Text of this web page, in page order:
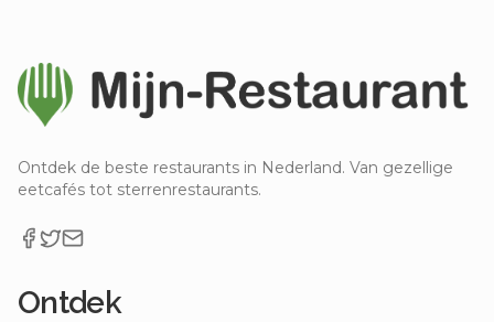
Ontdek de beste restaurants in Nederland. Van gezellige
eetcafés tot sterrenrestaurants.
Ontdek